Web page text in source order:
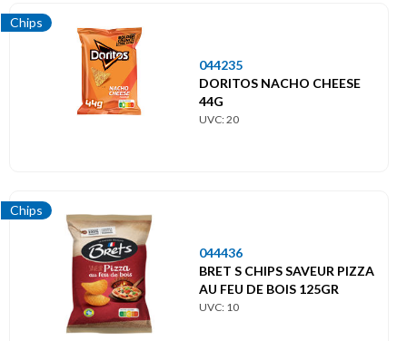
Chips
044235
DORITOS NACHO CHEESE
44G
UVC: 20
Chips
044436
BRET S CHIPS SAVEUR PIZZA
AU FEU DE BOIS 125GR
UVC: 10